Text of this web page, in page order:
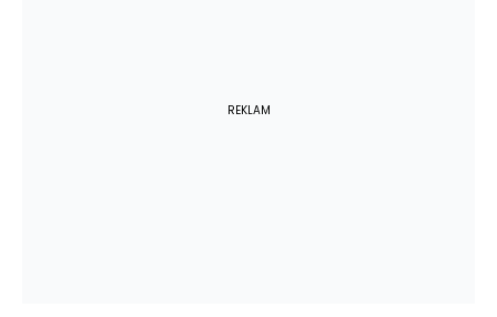
REKLAM